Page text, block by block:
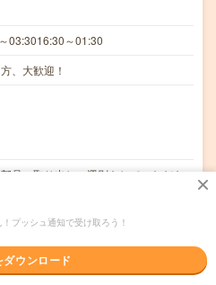
03:3016:30～01:30
、大歓迎！
品の取り出し、選別をしていただき
】自動車鋳鉄部品、アルミ部品…
要
録★氏名・職種などを入力す…
プッシュ通知で受け取ろう！
ダウンロード